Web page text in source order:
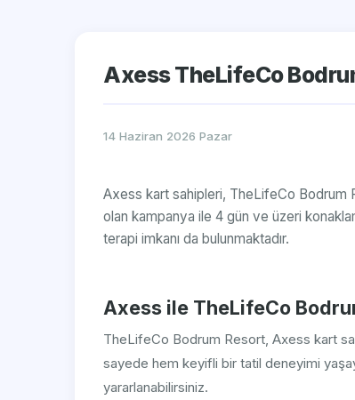
Axess TheLifeCo
14 Haziran 2026 Pazar
Axess kart sahipleri, TheLifeCo Bodrum
olan kampanya ile 4 gün ve üzeri
terapi imkanı da bulunmaktadır.
Axess ile TheLifeCo
TheLifeCo Bodrum Resort, Axess kart
sayede hem keyifli bir tatil deneyimi
yararlanabilirsiniz.